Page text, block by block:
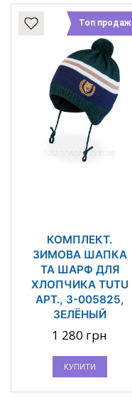
Топ продаж
КОМПЛЕКТ.
ЗИМОВА ШАПКА
ТА ШАРФ ДЛЯ
ХЛОПЧИКА TUTU
АРТ., 3-005825,
ЗЕЛЁНЫЙ
1 280 грн
КУПИТИ